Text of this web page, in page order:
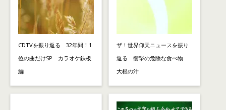
CDTVを振り返る 32年間！1
位の曲だけSP カラオケ鉄板
編
ザ！世界仰天ニュースを振り
返る 衝撃の危険な食べ物
大根の汁